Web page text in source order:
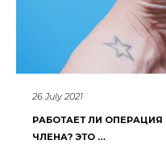
26 July 2021
РАБОТАЕТ ЛИ
ЧЛЕНА? ЭТО …